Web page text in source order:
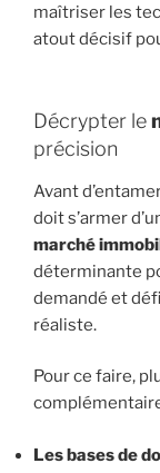
maîtriser les
atout décisif
Décrypter le
précision
Avant
doit s’armer
marché
déterminante
demandé et
réaliste.
Pour ce faire,
Les bases de